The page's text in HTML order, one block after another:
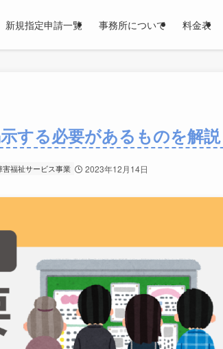
新規指定申請一覧 事務所について 料金表
する必要があるものを解説
害福祉サービス事業 2023年12月14日